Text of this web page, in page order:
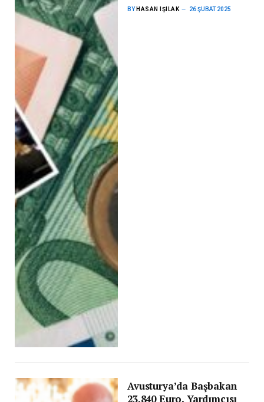
BY HASAN IŞILAK 26 ŞUBAT 2025
Avusturya’da Başbakan
23.840 Euro, Yardımcısı